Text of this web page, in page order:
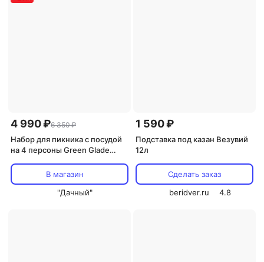
4 990 ₽6 350 ₽
Набор для пикника с посудой
на 4 персоны Green Glade
термосумка 11 л
В магазин
"Дачный"
1 590 ₽
Подставка под казан Везувий
12л
Сделать заказ
beridver.ru
4.8